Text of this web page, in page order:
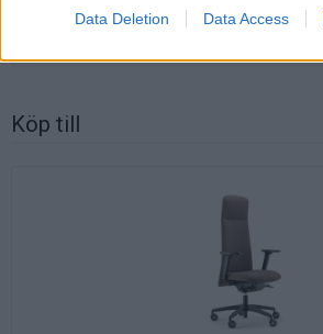
Data Deletion Data Access
Vikt: 16 kg
Köp till